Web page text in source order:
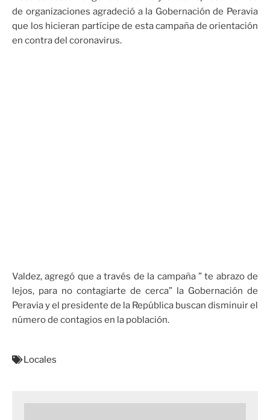
de organizaciones agradeció a la Gobernación de Peravia
que los hicieran partícipe de esta campaña de orientación
en contra del coronavirus.
Valdez, agregó que a través de la campaña ” te abrazo de
lejos, para no contagiarte de cerca” la Gobernación de
Peravia y el presidente de la República buscan disminuir el
número de contagios en la población.
Locales